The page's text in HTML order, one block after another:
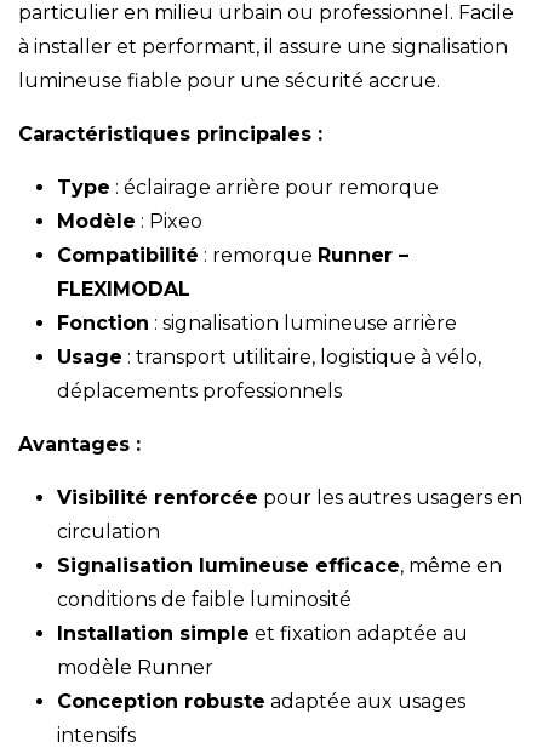
particulier en milieu urbain ou professionnel. Facile
à installer et performant, il assure une signalisation
lumineuse fiable pour une sécurité accrue.
Caractéristiques principales :
Type : éclairage arrière pour remorque
Modèle : Pixeo
Compatibilité : remorque Runner –
FLEXIMODAL
Fonction : signalisation lumineuse arrière
Usage : transport utilitaire, logistique à vélo,
déplacements professionnels
Avantages :
Visibilité renforcée pour les autres usagers en
circulation
Signalisation lumineuse efficace, même en
conditions de faible luminosité
Installation simple et fixation adaptée au
modèle Runner
Conception robuste adaptée aux usages
intensifs